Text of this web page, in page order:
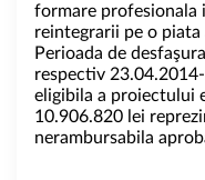
formare profesionala
reintegrarii pe o
Perioada de
respectiv
eligibila a proiectului
10.906.820 lei
nerambursabila